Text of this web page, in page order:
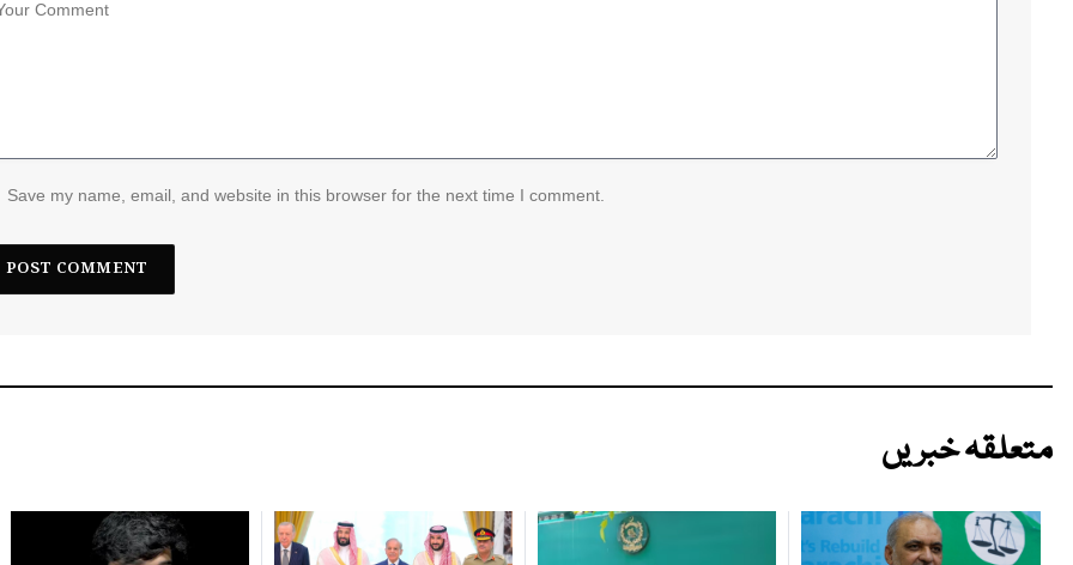
Save my name, email, and website in this browser for the next time I comment.
متعلقہ خبریں